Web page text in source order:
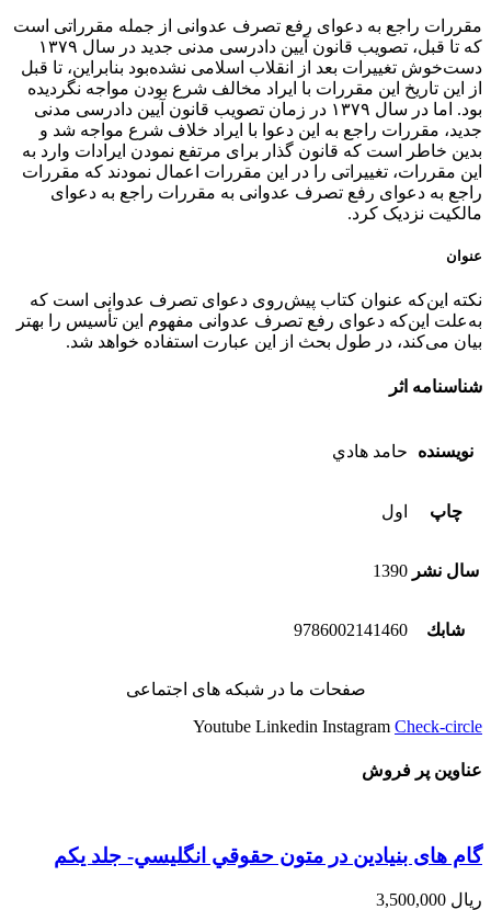
مقررات راجع به دعوای رفع تصرف عدوانی از جمله مقرراتی است
که تا قبل، تصویب قانون آیین دادرسی مدنی جدید در سال ۱۳۷۹
دست‌خوش تغییرات بعد از انقلاب اسلامی نشده‌بود بنابراین، تا قبل
از این تاریخ این مقررات با ایراد مخالف شرع بودن مواجه نگردیده‌
بود. اما در سال ۱۳۷۹ در زمان تصویب قانون آیین دادرسی مدنی
جدید، مقررات راجع به این دعوا با ایراد خلاف شرع مواجه شد و
بدین خاطر است که قانون گذار برای مرتفع نمودن ایرادات وارد به
این مقررات، تغییراتی را در این مقررات اعمال نمودند که مقررات
راجع به دعوای رفع تصرف عدوانی به مقررات راجع به دعوای
مالکیت نزدیک کرد.
عنوان
نکته این‌که عنوان کتاب پیش‌روی دعوای تصرف عدوانی‌ است که
به‌علت این‌که دعوای رفع تصرف عدوانی مفهوم این تأسیس را بهتر
بیان می‌کند، در طول بحث از این عبارت استفاده خواهد شد.
شناسنامه اثر
نویسنده حامد هادي
چاپ اول
سال نشر 1390
شابك 9786002141460
صفحات ما در شبکه های اجتماعی
Youtube Linkedin Instagram Check-circle
عناوین پر فروش
گام های بنیادین در متون حقوقي انگليسي- جلد يكم
ریال